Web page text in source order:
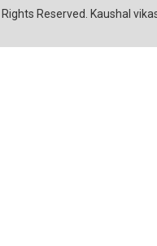
Reserved. Kaushal